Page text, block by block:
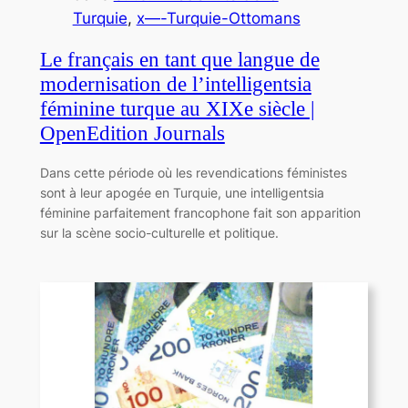
Turquie, x—-Turquie-Ottomans
Le français en tant que langue de
modernisation de l’intelligentsia
féminine turque au XIXe siècle |
OpenEdition Journals
Dans cette période où les revendications féministes
sont à leur apogée en Turquie, une intelligentsia
féminine parfaitement francophone fait son apparition
sur la scène socio-culturelle et politique.